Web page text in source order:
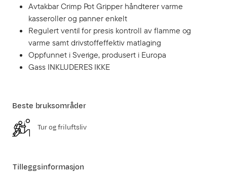
Avtakbar Crimp Pot Gripper håndterer varme
kasseroller og panner enkelt
Regulert ventil for presis kontroll av flamme og
varme samt drivstoffeffektiv matlaging
Oppfunnet i Sverige, produsert i Europa
Gass INKLUDERES IKKE
Tilleggsinformasjon
Beste bruksområder
Tur og friluftsliv